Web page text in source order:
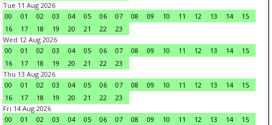
Tue 11 Aug 2026
00
01 02 03 04 05 06 07 08 09 10 11 12 13 14
15
16
17 18 19 20 21 22
23
Wed 12 Aug 2026
00
01 02 03 04 05 06 07 08 09 10 11 12 13 14
15
16
17 18 19 20 21 22
23
Thu 13 Aug 2026
00
01 02 03 04 05 06 07 08 09 10 11 12 13 14
15
16
17 18 19 20 21 22
23
Fri 14 Aug 2026
00
01 02 03 04 05 06 07 08 09 10 11 12 13 14
15